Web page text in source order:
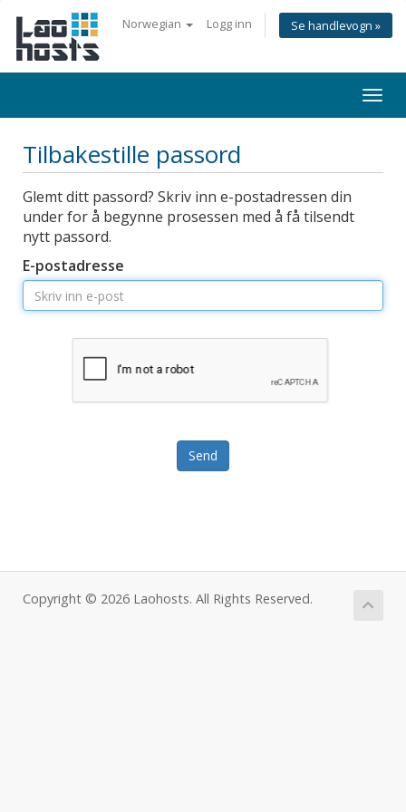
Norwegian Logg inn Se handlevogn »
Tilbakestille passord
Glemt ditt passord? Skriv inn e-postadressen din
under for å begynne prosessen med å få tilsendt
nytt passord.
E-postadresse
Send
Copyright © 2026 Laohosts. All Rights Reserved.